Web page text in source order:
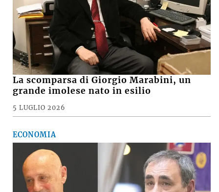
La scomparsa di Giorgio Marabini, un
grande imolese nato in esilio
5 LUGLIO 2026
ECONOMIA